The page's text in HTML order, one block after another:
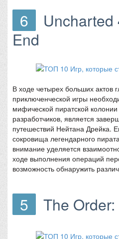
6
Uncharted
End
В ходе четырех больших актов
приключенческой игры
мифической пиратской
разработчиков, является
путешествий Нейтана Дрейка.
сокровища легендарного
внимание уделяется
ходе выполнения операций
возможность обнаружить
5 The